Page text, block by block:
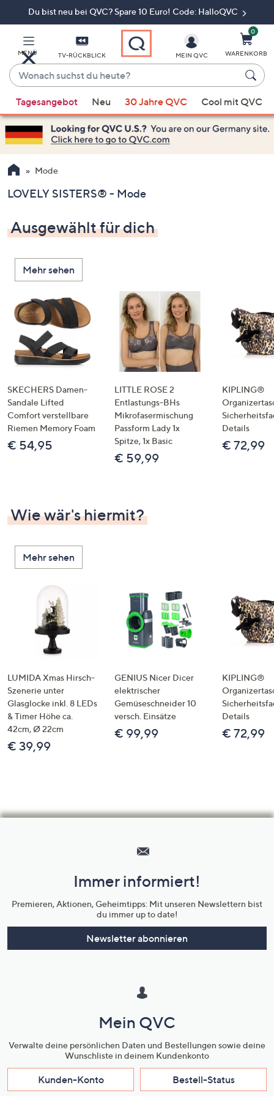
Du bist neu bei QVC? Spare 10 Euro! Code: HalloQVC
MENÜ TV-RÜCKBLICK
Wonach
suchst
du
heute?
Vorschläge
verfügbar
sind,
verwenden
Sie
Pfeiltasten
oben
und
nach
unten
oder
wischen
Sie
Touch-
Geräten
links
bzw.
rechts,
um
diese
MEIN QVC
0
WARENKORB
Tagesangebot Neu 30 Jahre QVC Cool mit QVC
Mode
LOVELY SISTERS® - Mode
Ausgewählt für dich
Mehr sehen
SKECHERS Damen-
Sandale Lifted
Comfort verstellbare
Riemen Memory Foam
€ 54,95
LITTLE ROSE 2
Entlastungs-BHs
Mikrofasermischung
Passform Lady 1x
Spitze, 1x Basic
€ 59,99
KIPLING®
Details
€ 72,99
Wie wär's hiermit?
Mehr sehen
LUMIDA Xmas Hirsch-
Szenerie unter
Glasglocke inkl. 8 LEDs
& Timer Höhe ca.
42cm, Ø 22cm
€ 39,99
GENIUS Nicer Dicer
elektrischer
Gemüseschneider 10
versch. Einsätze
€ 99,99
KIPLING®
Details
€ 72,99
Unternehmensinformationen
Immer informiert!
Premieren, Aktionen, Geheimtipps: Mit unseren Newslettern bist
du immer up to date!
Newsletter abonnieren
Mein QVC
Verwalte deine persönlichen Daten und Bestellungen sowie deine
Wunschliste in deinem Kundenkonto
Kunden-Konto Bestell-Status